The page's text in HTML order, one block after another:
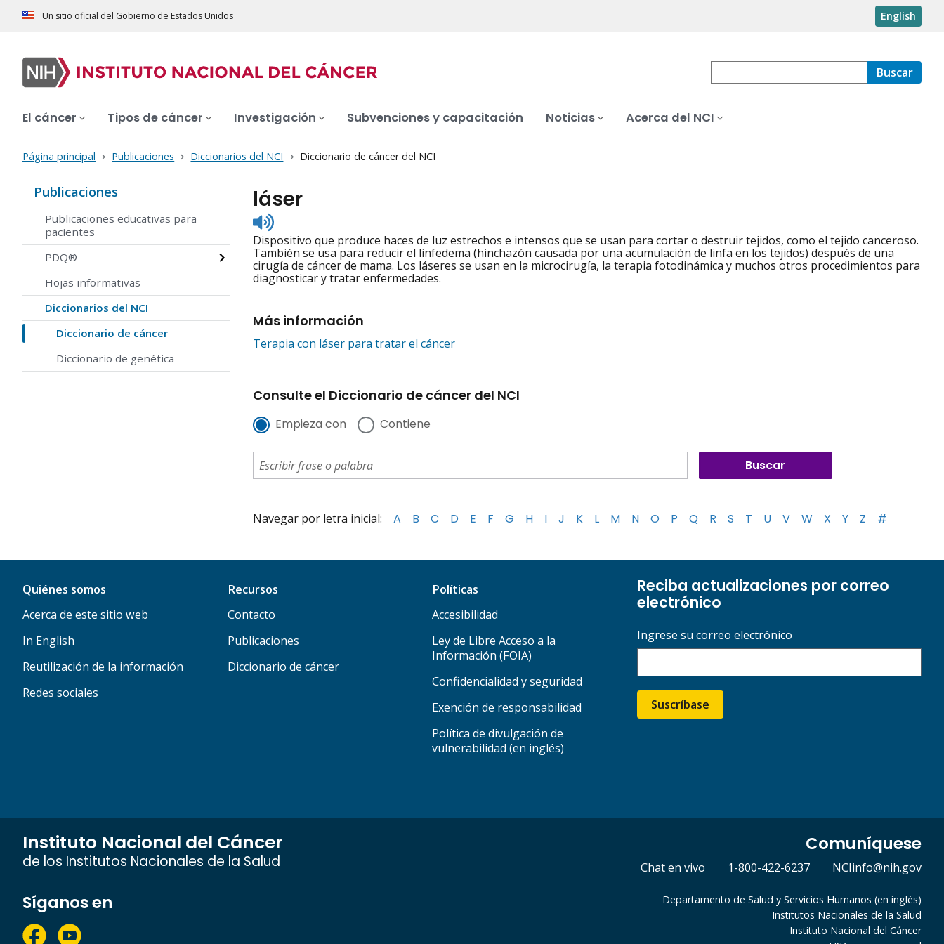
Un sitio oficial del Gobierno de Estados Unidos English
Buscar
El cáncer Tipos de cáncer Investigación Subvenciones y capacitación Noticias Acerca del NCI
Página principal Publicaciones Diccionarios del NCI Diccionario de cáncer del NCI
Publicaciones
Publicaciones educativas para
pacientes
PDQ®
Hojas informativas
Diccionarios del NCI
Diccionario de cáncer
Diccionario de genética
láser
Listen
to
pronunciation
Dispositivo que produce haces de luz estrechos e intensos que se usan para cortar o destruir tejidos, como el tejido canceroso.
También se usa para reducir el linfedema (hinchazón causada por una acumulación de linfa en los tejidos) después de una
cirugía de cáncer de mama. Los láseres se usan en la microcirugía, la terapia fotodinámica y muchos otros procedimientos para
diagnosticar y tratar enfermedades.
Más información
Terapia con láser para tratar el cáncer
Consulte el Diccionario de cáncer del NCI
Empieza con Contiene
Navegar por letra inicial: A B C D E F G H I J K L M N O P Q R S T U V W X Y Z #
Quiénes somos
Acerca de este sitio web
In English
Reutilización de la información
Redes sociales
Recursos
Contacto
Publicaciones
Diccionario de cáncer
Políticas
Accesibilidad
Ley de Libre Acceso a la
Información (FOIA)
Confidencialidad y seguridad
Exención de responsabilidad
Política de divulgación de
vulnerabilidad (en inglés)
Reciba actualizaciones por correo
electrónico
Ingrese su correo electrónico
Suscríbase
Instituto Nacional del Cáncer
de los Institutos Nacionales de la Salud
Comuníquese
Chat en vivo 1-800-422-6237 NCIinfo@nih.gov
Síganos en
Departamento de Salud y Servicios Humanos (en inglés)
Institutos Nacionales de la Salud
Instituto Nacional del Cáncer